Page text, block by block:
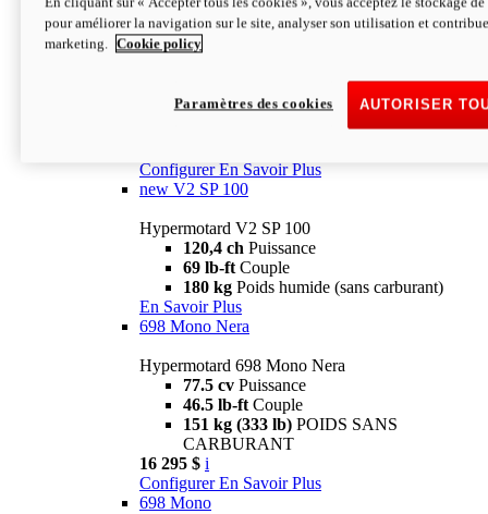
Configurer En Savoir Plus
newV2 SP
69 lb-ftCouple
Poids humide (sans carburant)
Configurer En Savoir Plus
new V2 SP 100
Hypermotard V2 SP 100
120,4 ch Puissance
69 lb-ft Couple
180 kg Poids humide (sans carburant)
En Savoir Plus
698 Mono Nera
Hypermotard 698 Mono Nera
77.5 cv Puissance
46.5 lb-ft Couple
151 kg (333 lb) POIDS SANS
CARBURANT
16 295 $ i
Configurer En Savoir Plus
698 Mono
pour améliorer la navigation sur le site, analyser son utilisation et
marketing.
Cookie policy
AUTORISER
Paramètres des cookies